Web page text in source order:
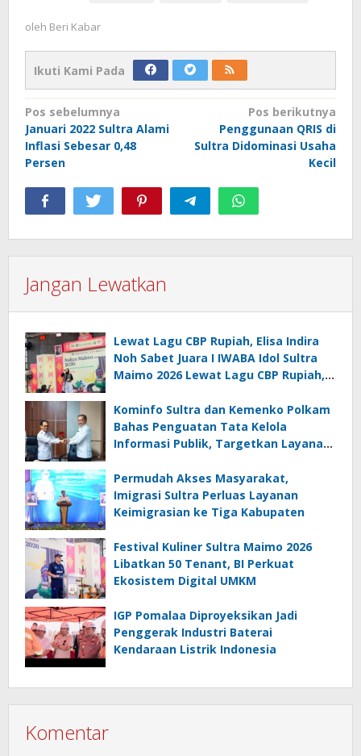
oleh Beri Kabar
Ikuti Kami Pada
Navigasi
pos
Pos sebelumnya
Januari 2022 Sultra Alami
Inflasi Sebesar 0,48
Persen
Pos berikutnya
Penggunaan QRIS di
Sultra Didominasi Usaha
Kecil
Jangan Lewatkan
Lewat Lagu CBP Rupiah, Elisa Indira
Noh Sabet Juara I IWABA Idol Sultra
Maimo 2026 Lewat Lagu CBP Rupiah,
Idol Sultra Maimo 2026
Kominfo Sultra dan Kemenko Polkam
Bahas Penguatan Tata Kelola
Informasi Publik, Targetkan Layanan
Permudah Akses Masyarakat,
Imigrasi Sultra Perluas Layanan
Keimigrasian ke Tiga Kabupaten
Festival Kuliner Sultra Maimo 2026
Libatkan 50 Tenant, BI Perkuat
Ekosistem Digital UMKM
IGP Pomalaa Diproyeksikan Jadi
Penggerak Industri Baterai
Kendaraan Listrik Indonesia
Komentar